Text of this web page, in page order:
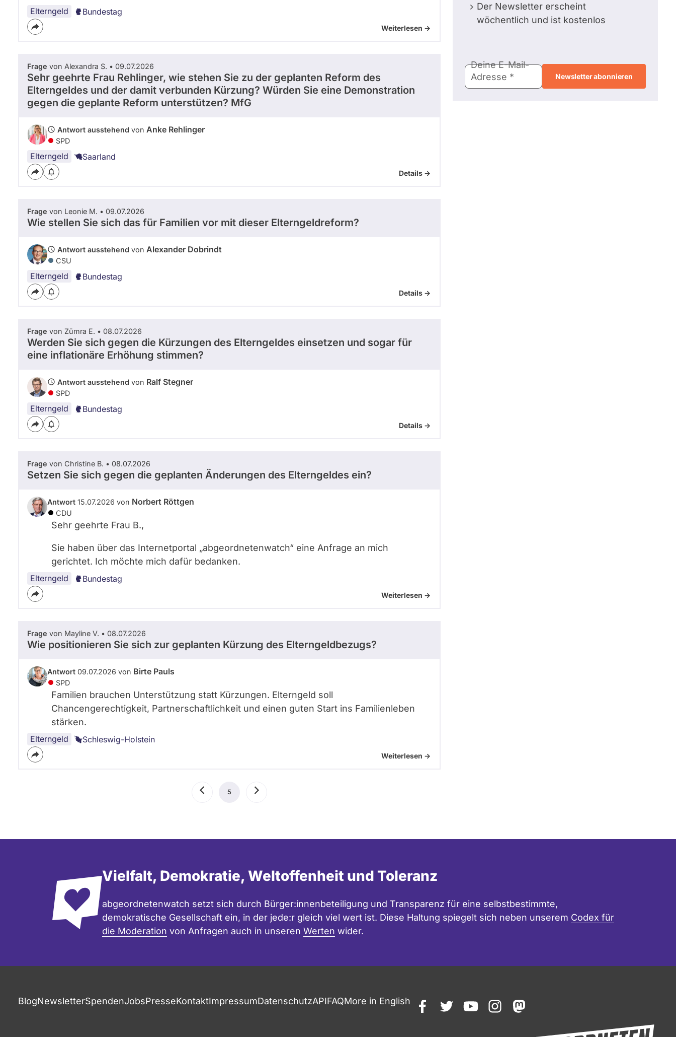
Elterngeld Bundestag
Weiterlesen ->
Frage von Alexandra S. • 09.07.2026
Sehr geehrte Frau Rehlinger, wie stehen Sie zu der geplanten Reform des
Elterngeldes und der damit verbunden Kürzung? Würden Sie eine Demonstration
gegen die geplante Reform unterstützen? MfG
Antwort ausstehend von Anke Rehlinger
SPD
Elterngeld Saarland
Details ->
Frage von Leonie M. • 09.07.2026
Wie stellen Sie sich das für Familien vor mit dieser Elterngeldreform?
Antwort ausstehend von Alexander Dobrindt
CSU
Elterngeld Bundestag
Details ->
Frage von Zümra E. • 08.07.2026
Werden Sie sich gegen die Kürzungen des Elterngeldes einsetzen und sogar für
eine inflationäre Erhöhung stimmen?
Antwort ausstehend von Ralf Stegner
SPD
Elterngeld Bundestag
Details ->
Frage von Christine B. • 08.07.2026
Setzen Sie sich gegen die geplanten Änderungen des Elterngeldes ein?
Antwort 15.07.2026 von Norbert Röttgen
CDU
Sehr geehrte Frau B.,
Sie haben über das Internetportal „abgeordnetenwatch“ eine Anfrage an mich
gerichtet. Ich möchte mich dafür bedanken.
Elterngeld Bundestag
Weiterlesen ->
Frage von Mayline V. • 08.07.2026
Wie positionieren Sie sich zur geplanten Kürzung des Elterngeldbezugs?
Antwort 09.07.2026 von Birte Pauls
SPD
Familien brauchen Unterstützung statt Kürzungen. Elterngeld soll
Chancengerechtigkeit, Partnerschaftlichkeit und einen guten Start ins Familienleben
stärken.
Elterngeld Schleswig-Holstein
Weiterlesen ->
VorherigeAktuelle
5 Nächste
Der Newsletter erscheint
wöchentlich und ist kostenlos
Mail-
Adresse
Deine E-Mail-
Adresse
Vielfalt, Demokratie, Weltoffenheit und Toleranz
abgeordnetenwatch setzt sich durch Bürger:innenbeteiligung und Transparenz für eine selbstbestimmte,
demokratische Gesellschaft ein, in der jede:r gleich viel wert ist. Diese Haltung spiegelt sich neben unserem Codex für
die Moderation von Anfragen auch in unseren Werten wider.
BlogNewsletterSpendenJobsPresseKontaktImpressumDatenschutzAPIFAQMore in English
facebooktwitteryoutubeinstagrammastodon